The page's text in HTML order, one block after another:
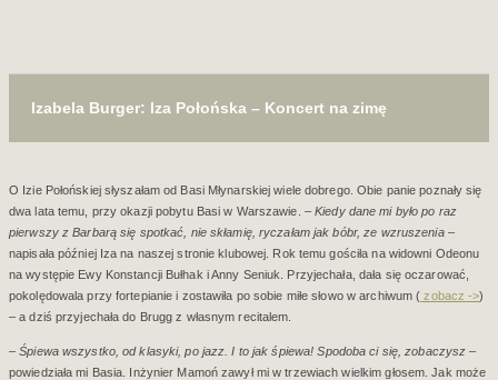
Izabela Burger: Iza Połońska – Koncert na zimę
O Izie Połońskiej słyszałam od Basi Młynarskiej wiele dobrego. Obie panie poznały się
dwa lata temu, przy okazji pobytu Basi w Warszawie. –Kiedy dane mi było po raz
pierwszy z Barbarą się spotkać, nie skłamię, ryczałam jak bóbr, ze wzruszenia–
napisała później Iza na naszej stronie klubowej. Rok temu gościła na widowni Odeonu
na występie Ewy Konstancji Bułhak i Anny Seniuk. Przyjechała, dała się oczarować,
pokolędowala przy fortepianie i zostawiła po sobie miłe słowo w archiwum ( zobacz ->)
– a dziś przyjechała do Brugg z własnym recitalem.
–Śpiewa wszystko, od klasyki, po jazz. I to jak śpiewa! Spodoba ci się, zobaczysz –
powiedziała mi Basia. Inżynier Mamoń zawył mi w trzewiach wielkim głosem. Jak może